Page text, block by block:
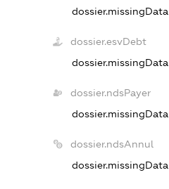
dossier.missingData
dossier.esvDebt
dossier.missingData
dossier.ndsPayer
dossier.missingData
dossier.ndsAnnul
dossier.missingData